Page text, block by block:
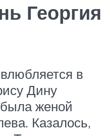
Георгия
в
Дину
была женой
Казалось,